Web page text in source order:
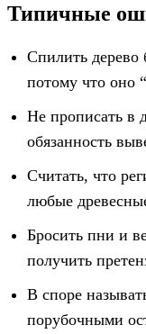
Типичные
Спилить дерево
потому что оно
Не прописать в
обязанность
Считать, что
любые
Бросить пни и
получить
В споре
порубочными